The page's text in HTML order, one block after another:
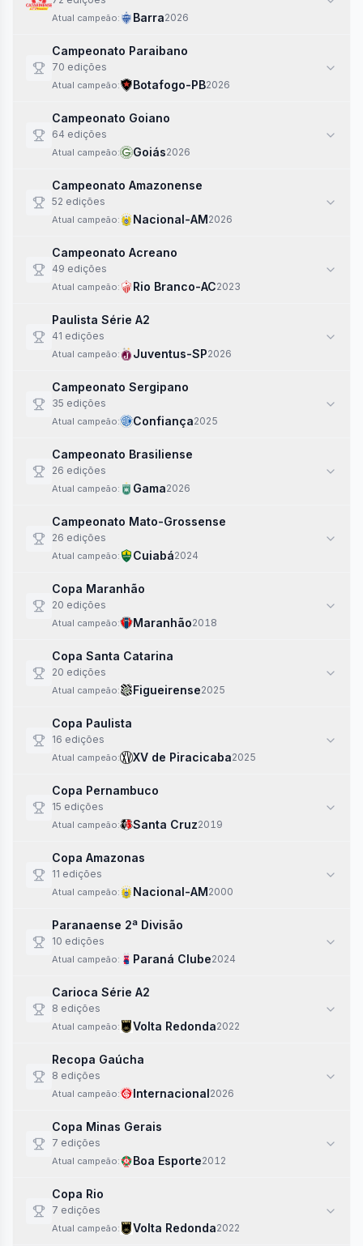
Atual campeão: Barra2026
Campeonato Paraibano
70 edições
Atual campeão: Botafogo-PB2026
Campeonato Goiano
64 edições
Atual campeão: Goiás2026
Campeonato Amazonense
52 edições
Atual campeão: Nacional-AM2026
Campeonato Acreano
49 edições
Atual campeão: Rio Branco-AC2023
Paulista Série A2
41 edições
Atual campeão: Juventus-SP2026
Campeonato Sergipano
35 edições
Atual campeão: Confiança2025
Campeonato Brasiliense
26 edições
Atual campeão: Gama2026
Campeonato Mato-Grossense
26 edições
Atual campeão: Cuiabá2024
Copa Maranhão
20 edições
Atual campeão: Maranhão2018
Copa Santa Catarina
20 edições
Atual campeão: Figueirense2025
Copa Paulista
16 edições
Atual campeão: XV de Piracicaba2025
Copa Pernambuco
15 edições
Atual campeão: Santa Cruz2019
Copa Amazonas
11 edições
Atual campeão: Nacional-AM2000
Paranaense 2ª Divisão
10 edições
Atual campeão: Paraná Clube2024
Carioca Série A2
8 edições
Atual campeão: Volta Redonda2022
Recopa Gaúcha
8 edições
Atual campeão: Internacional2026
Copa Minas Gerais
7 edições
Atual campeão: Boa Esporte2012
Copa Rio
7 edições
Atual campeão: Volta Redonda2022